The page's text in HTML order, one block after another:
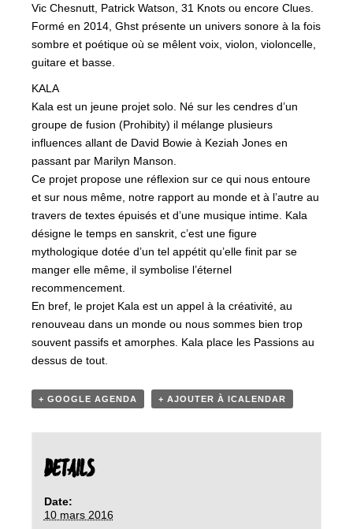
Vic Chesnutt, Patrick Watson, 31 Knots ou encore Clues.
Formé en 2014, Ghst présente un univers sonore à la fois
sombre et poétique où se mêlent voix, violon, violoncelle,
guitare et basse.
KALA
Kala est un jeune projet solo. Né sur les cendres d’un
groupe de fusion (Prohibity) il mélange plusieurs
influences allant de David Bowie à Keziah Jones en
passant par Marilyn Manson.
Ce projet propose une réflexion sur ce qui nous entoure
et sur nous même, notre rapport au monde et à l’autre au
travers de textes épuisés et d’une musique intime. Kala
désigne le temps en sanskrit, c’est une figure
mythologique dotée d’un tel appétit qu’elle finit par se
manger elle même, il symbolise l’éternel
recommencement.
En bref, le projet Kala est un appel à la créativité, au
renouveau dans un monde ou nous sommes bien trop
souvent passifs et amorphes. Kala place les Passions au
dessus de tout.
+ GOOGLE AGENDA + AJOUTER À ICALENDAR
DETAILS
Date:
10 mars 2016